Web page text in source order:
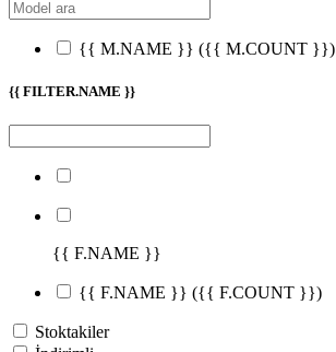
{{ M.NAME }} ({{ M.COUNT }})
{{ FILTER.NAME }}
{{ F.NAME }}
{{ F.NAME }} ({{ F.COUNT }})
Stoktakiler